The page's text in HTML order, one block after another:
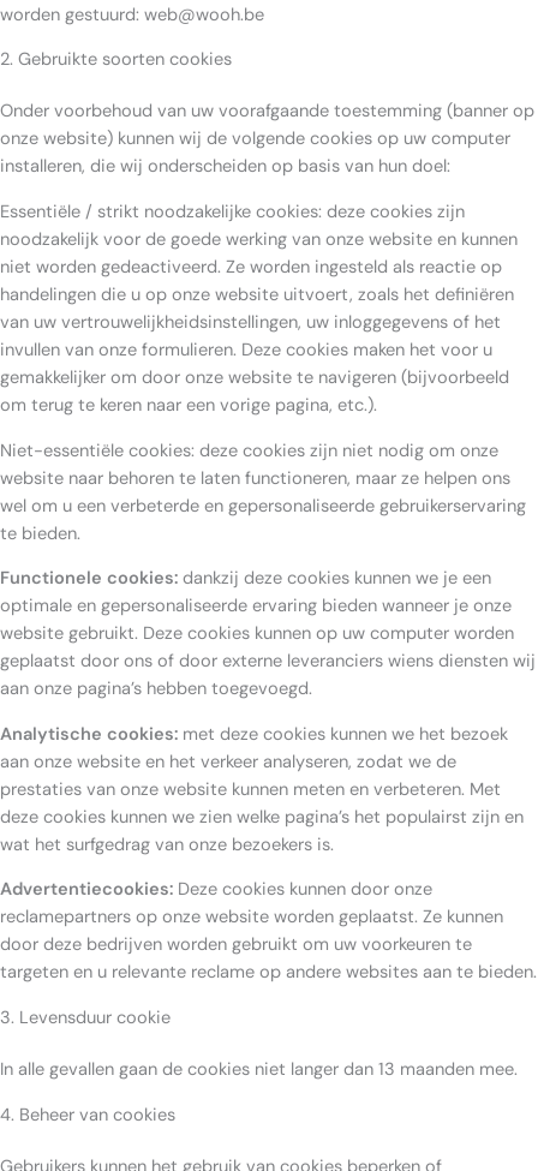
worden gestuurd: web@wooh.be
2. Gebruikte soorten cookies
Onder voorbehoud van uw voorafgaande toestemming (banner op
onze website) kunnen wij de volgende cookies op uw computer
installeren, die wij onderscheiden op basis van hun doel:
Essentiële / strikt noodzakelijke cookies: deze cookies zijn
noodzakelijk voor de goede werking van onze website en kunnen
niet worden gedeactiveerd. Ze worden ingesteld als reactie op
handelingen die u op onze website uitvoert, zoals het definiëren
van uw vertrouwelijkheidsinstellingen, uw inloggegevens of het
invullen van onze formulieren. Deze cookies maken het voor u
gemakkelijker om door onze website te navigeren (bijvoorbeeld
om terug te keren naar een vorige pagina, etc.).
Niet-essentiële cookies: deze cookies zijn niet nodig om onze
website naar behoren te laten functioneren, maar ze helpen ons
wel om u een verbeterde en gepersonaliseerde gebruikerservaring
te bieden.
Functionele cookies: dankzij deze cookies kunnen we je een
optimale en gepersonaliseerde ervaring bieden wanneer je onze
website gebruikt. Deze cookies kunnen op uw computer worden
geplaatst door ons of door externe leveranciers wiens diensten wij
aan onze pagina’s hebben toegevoegd.
Analytische cookies: met deze cookies kunnen we het bezoek
aan onze website en het verkeer analyseren, zodat we de
prestaties van onze website kunnen meten en verbeteren. Met
deze cookies kunnen we zien welke pagina’s het populairst zijn en
wat het surfgedrag van onze bezoekers is.
Advertentiecookies: Deze cookies kunnen door onze
reclamepartners op onze website worden geplaatst. Ze kunnen
door deze bedrijven worden gebruikt om uw voorkeuren te
targeten en u relevante reclame op andere websites aan te bieden.
3. Levensduur cookie
In alle gevallen gaan de cookies niet langer dan 13 maanden mee.
4. Beheer van cookies
Gebruikers kunnen het gebruik van cookies beperken of